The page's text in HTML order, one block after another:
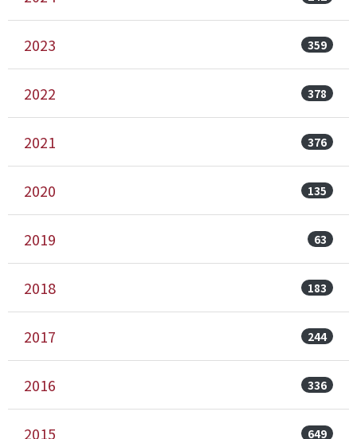
2023 359
2022 378
2021 376
2020 135
2019 63
2018 183
2017 244
2016 336
2015 649